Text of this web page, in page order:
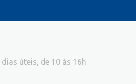
dias úteis, de 10 às 16h